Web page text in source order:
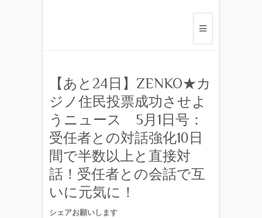
【あと24日】ZENKO★カ
ジノ住民投票成功させよ
うニュース 5月1日号：
受任者との対話強化10日
間で半数以上と直接対
話！受任者との会話で互
いに元気に！
シェアお願いします